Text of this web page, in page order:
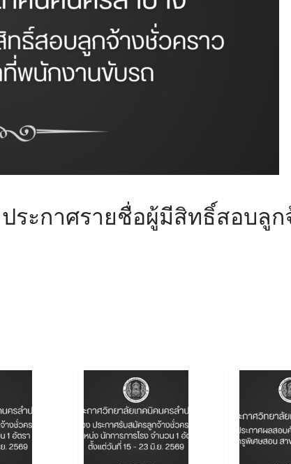
ระกาศรายชื่อผู้มีสิทธิ์สอบลูก